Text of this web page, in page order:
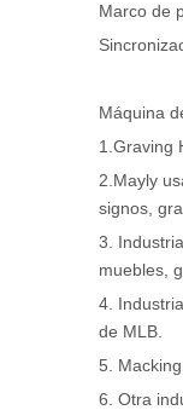
Marco de
Máquina
1.Graving
2.Mayly
signos,
3.
muebles,
4.
de MLB.
5.
6. Otra